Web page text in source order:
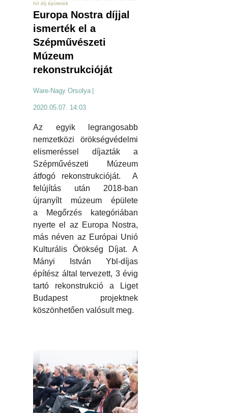
hír díj épületek
Europa Nostra díjjal
ismerték el a
Szépművészeti
Múzeum
rekonstrukcióját
Ware-Nagy Orsolya
2020.05.07. 14:03
Az egyik legrangosabb
nemzetközi örökségvédelmi
elismeréssel díjazták a
Szépművészeti Múzeum
átfogó rekonstrukcióját. A
felújítás után 2018-ban
újranyílt múzeum épülete
a Megőrzés kategóriában
nyerte el az Europa Nostra,
más néven az Európai Unió
Kulturális Örökség Díjat. A
Mányi István Ybl-díjas
építész által tervezett, 3 évig
tartó rekonstrukció a Liget
Budapest projektnek
köszönhetően valósult meg.